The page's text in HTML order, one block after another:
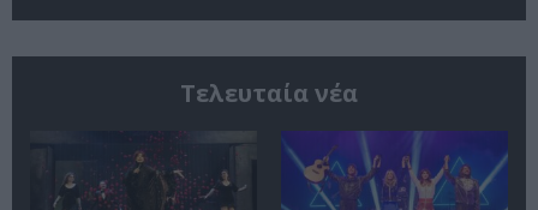
Τελευταία νέα